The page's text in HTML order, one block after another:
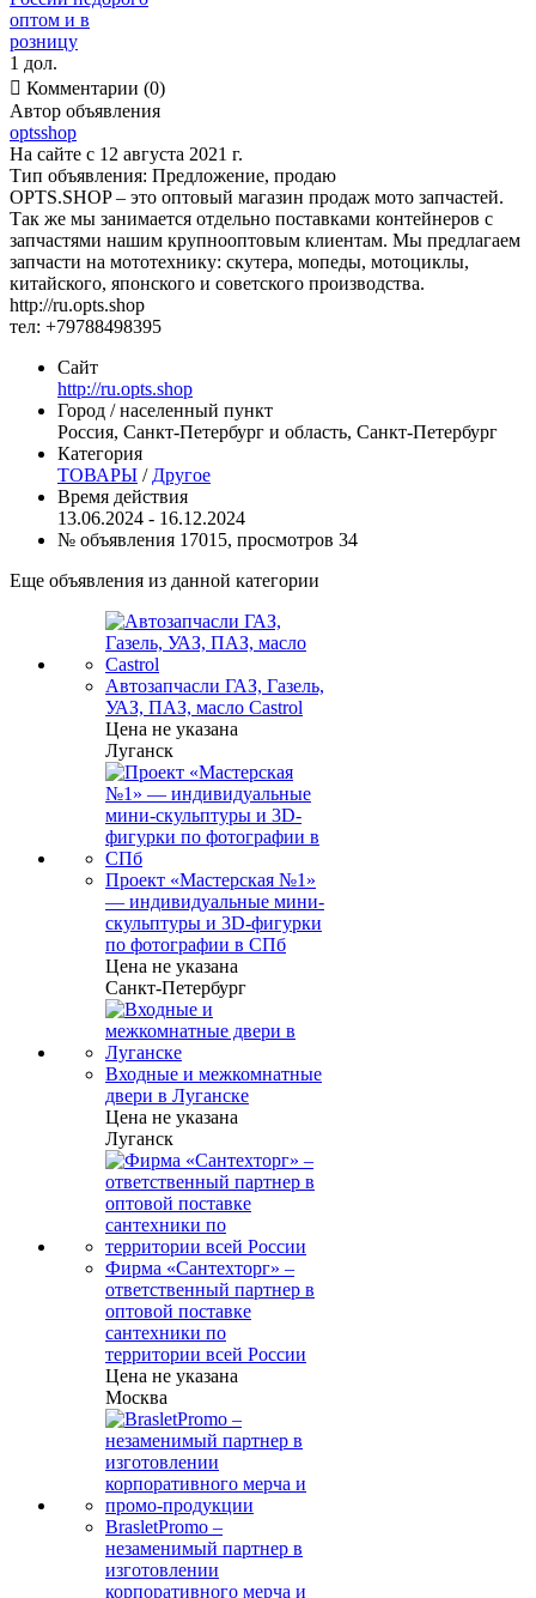
1 дол.
 Комментарии (0)
Автор объявления
optsshop
На сайте с 12 августа 2021 г.
Тип объявления: Предложение, продаю
OPTS.SHOP – это оптовый магазин продаж мото запчастей.
Так же мы занимается отдельно поставками контейнеров с
запчастями нашим крупнооптовым клиентам. Мы предлагаем
запчасти на мототехнику: скутера, мопеды, мотоциклы,
китайского, японского и советского производства.
http://ru.opts.shop
тел: +79788498395
Сайт
http://ru.opts.shop
Город / населенный пункт
Россия, Санкт-Петербург и область, Санкт-Петербург
Категория
ТОВАРЫ / Другое
Время действия
13.06.2024 - 16.12.2024
№ объявления 17015, просмотров 34
Еще объявления из данной категории
Автозапчасли ГАЗ, Газель,
УАЗ, ПАЗ, масло Castrol
Цена не указана
Луганск
Проект «Мастерская №1»
— индивидуальные мини-
скульптуры и 3D-фигурки
по фотографии в СПб
Цена не указана
Санкт-Петербург
Входные и межкомнатные
двери в Луганске
Цена не указана
Луганск
Фирма «Сантехторг» –
ответственный партнер в
оптовой поставке
сантехники по
территории всей России
Цена не указана
Москва
BrasletPromo –
незаменимый партнер в
изготовлении
корпоративного мерча и